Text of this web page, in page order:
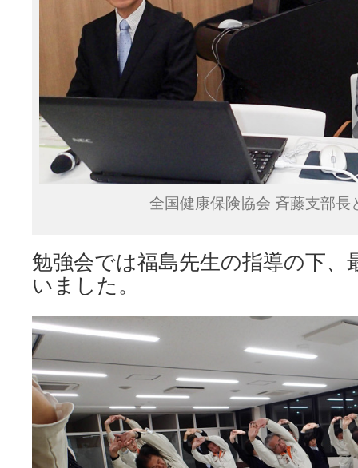
全国健康保険協会 斉藤支部長
勉強会では福島先生の指導の下、
いました。